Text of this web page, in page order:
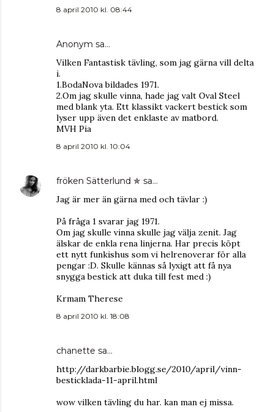
8 april 2010 kl. 08:44
Anonym sa…
Vilken Fantastisk tävling, som jag gärna vill delta
i.
1.BodaNova bildades 1971.
2.Om jag skulle vinna, hade jag valt Oval Steel
med blank yta. Ett klassikt vackert bestick som
lyser upp även det enklaste av matbord.
MVH Pia
8 april 2010 kl. 10:04
fröken Sätterlund ✯ sa…
Jag är mer än gärna med och tävlar :)
På fråga 1 svarar jag 1971.
Om jag skulle vinna skulle jag välja zenit. Jag
älskar de enkla rena linjerna. Har precis köpt
ett nytt funkishus som vi helrenoverar för alla
pengar :D. Skulle kännas så lyxigt att få nya
snygga bestick att duka till fest med :)
Krmam Therese
8 april 2010 kl. 18:08
chanette sa…
http://darkbarbie.blogg.se/2010/april/vinn-
besticklada-11-april.html
wow vilken tävling du har. kan man ej missa.